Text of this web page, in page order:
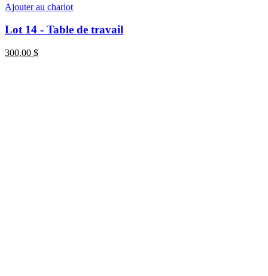
Ajouter au chariot
Lot 14 - Table de travail
300,00 $